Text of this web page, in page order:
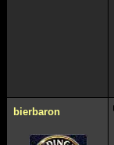
bierbaron